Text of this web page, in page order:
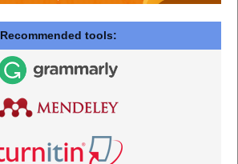
Recommended tools: